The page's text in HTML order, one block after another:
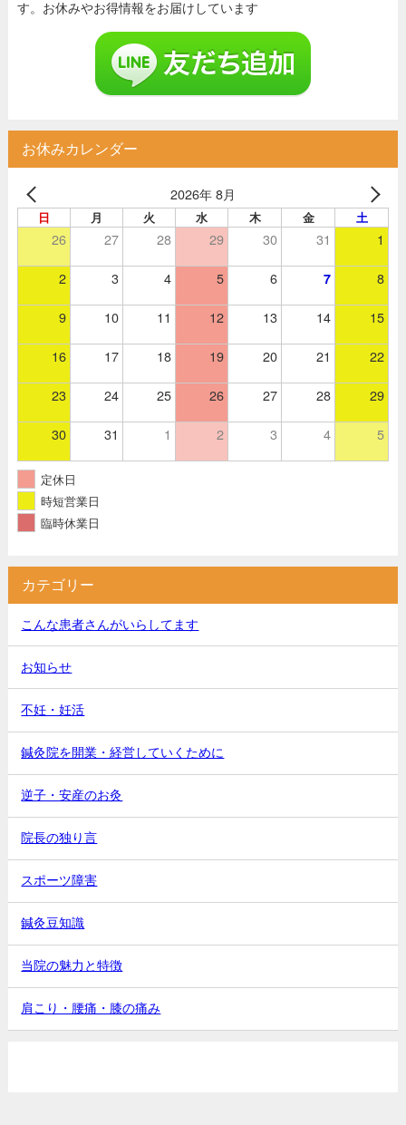
す。お休みやお得情報をお届けしています
お休みカレンダー
2026年 8月
日 月 火 水 木 金 土
26 27 28 29 30 31 1
2 3 4 5 6 7 8
9 10 11 12 13 14 15
16 17 18 19 20 21 22
23 24 25 26 27 28 29
30 31 1 2 3 4 5
定休日
時短営業日
臨時休業日
カテゴリー
こんな患者さんがいらしてます
お知らせ
不妊・妊活
鍼灸院を開業・経営していくために
逆子・安産のお灸
院長の独り言
スポーツ障害
鍼灸豆知識
当院の魅力と特徴
肩こり・腰痛・膝の痛み